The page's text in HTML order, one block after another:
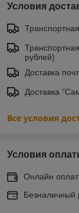
Условия
рублей)
Доставка
Доставка
Все условия
Условия
Онлайн
Безналичный